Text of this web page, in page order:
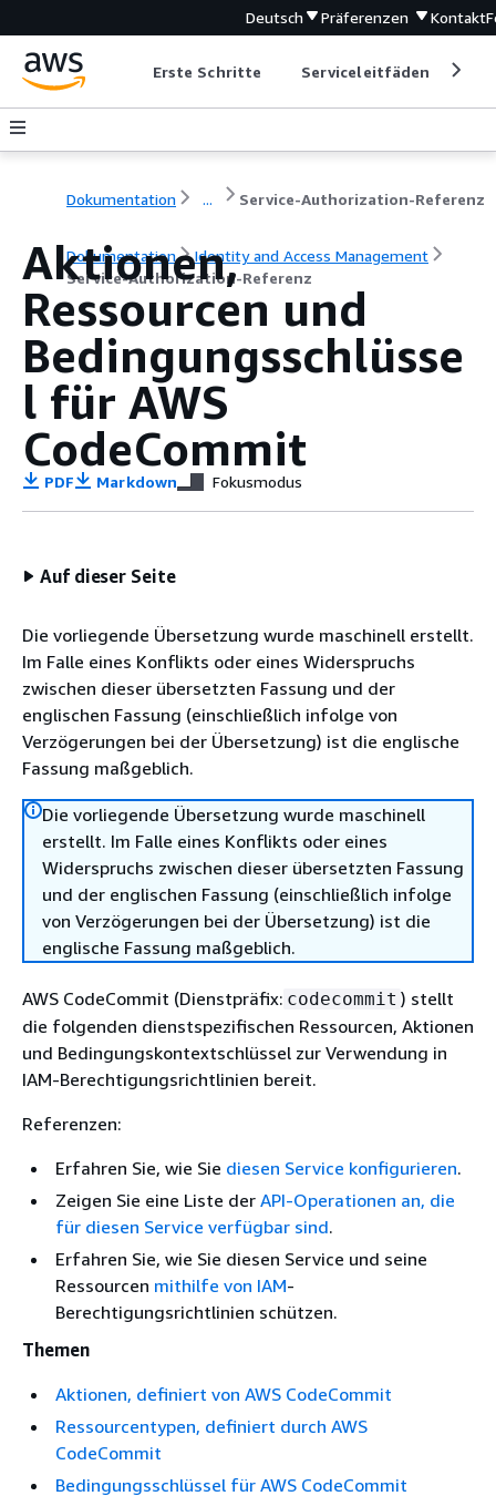
Deutsch Präferenzen Kontakt
Erste Schritte Serviceleitfäden
Dokumentation ... Service-Authorization-Referenz
Dokumentation
Identity and Access Management
Service-Authorization-Referenz
Aktionen,
Ressourcen und
Bedingungsschlüsse
l für AWS
CodeCommit
PDF Markdown Fokusmodus
Auf dieser Seite
Die vorliegende Übersetzung wurde maschinell erstellt.
Im Falle eines Konflikts oder eines Widerspruchs
zwischen dieser übersetzten Fassung und der
englischen Fassung (einschließlich infolge von
Verzögerungen bei der Übersetzung) ist die englische
Fassung maßgeblich.
Die vorliegende Übersetzung wurde maschinell
erstellt. Im Falle eines Konflikts oder eines
Widerspruchs zwischen dieser übersetzten Fassung
und der englischen Fassung (einschließlich infolge
von Verzögerungen bei der Übersetzung) ist die
englische Fassung maßgeblich.
AWS CodeCommit (Dienstpräfix: codecommit ) stellt
die folgenden dienstspezifischen Ressourcen, Aktionen
und Bedingungskontextschlüssel zur Verwendung in
IAM-Berechtigungsrichtlinien bereit.
Referenzen:
Erfahren Sie, wie Sie diesen Service konfigurieren.
Zeigen Sie eine Liste der API-Operationen an, die
für diesen Service verfügbar sind.
Erfahren Sie, wie Sie diesen Service und seine
Ressourcen mithilfe von IAM-
Berechtigungsrichtlinien schützen.
Themen
Aktionen, definiert von AWS CodeCommit
Ressourcentypen, definiert durch AWS
CodeCommit
Bedingungsschlüssel für AWS CodeCommit